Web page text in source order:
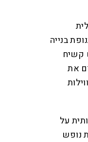
בנייה
קשיח
את
– בווילות
על
נופש